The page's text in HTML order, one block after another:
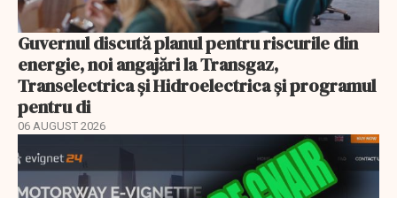
Guvernul discută planul pentru riscurile din
energie, noi angajări la Transgaz,
Transelectrica și Hidroelectrica și programul
pentru di
06 AUGUST 2026